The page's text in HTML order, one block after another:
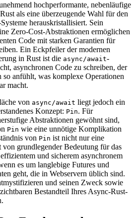
hochperformante, nebenläufige
als eine überzeugende Wahl für den
herauskristallisiert. Sein
Zero-Cost-Abstraktionen ermöglichen
Code mit starken Garantien für
Ein Eckpfeiler der modernen
in Rust ist die async/await-
asynchronen Code zu schreiben, der
so anfühlt, was komplexe Operationen
macht.
von async/await liegt jedoch ein
Konzept: Pin. Für
Abstraktionen gewöhnt sind,
Pin wie eine unnötige Komplikation
von Pin ist nicht nur eine
von grundlegender Bedeutung für das
und sicherem asynchronem
es um langlebige Futures und
geht, die in Webservern üblich sind.
und seinen Zweck sowie
Bestandteil Ihres Async-Rust-